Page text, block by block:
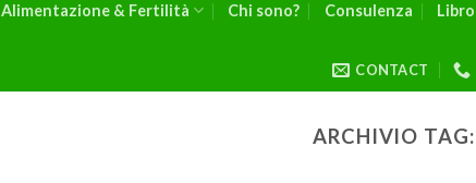
Alimentazione & Fertilità Chi sono? Consulenza Libro
CONTACT
ARCHIVIO TAG: